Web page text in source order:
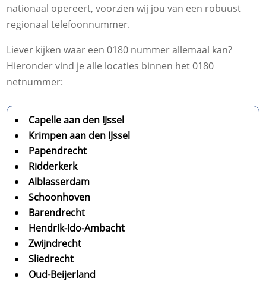
nationaal opereert, voorzien wij jou van een robuust
regionaal telefoonnummer.
Liever kijken waar een 0180 nummer allemaal kan?
Hieronder vind je alle locaties binnen het 0180
netnummer:
Capelle aan den IJssel
Krimpen aan den IJssel
Papendrecht
Ridderkerk
Alblasserdam
Schoonhoven
Barendrecht
Hendrik-Ido-Ambacht
Zwijndrecht
Sliedrecht
Oud-Beijerland